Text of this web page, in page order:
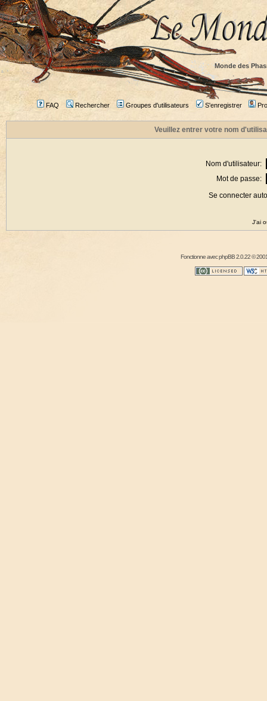
Monde des
FAQ Rechercher Groupes d'utilisateurs S'enregistrer
Veuillez entrer votre nom
Nom d'utilisateur:
Mot de passe:
Se connecter
J'ai
Fonctionne avecphpBB2.0.22 ©